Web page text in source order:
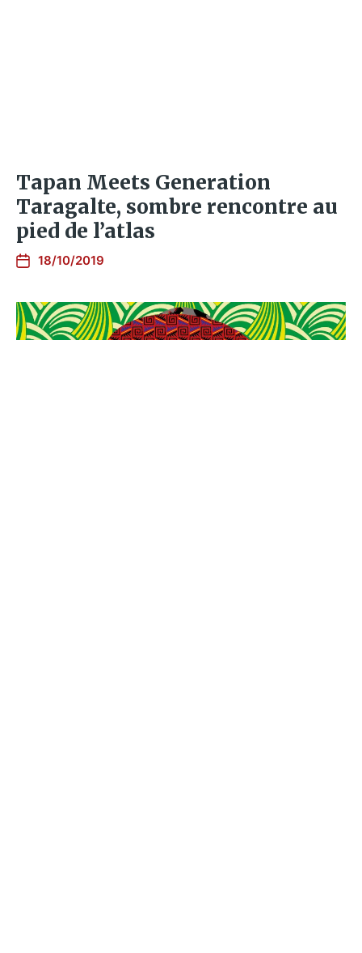
Tapan Meets Generation
Taragalte, sombre rencontre au
pied de l’atlas
18/10/2019